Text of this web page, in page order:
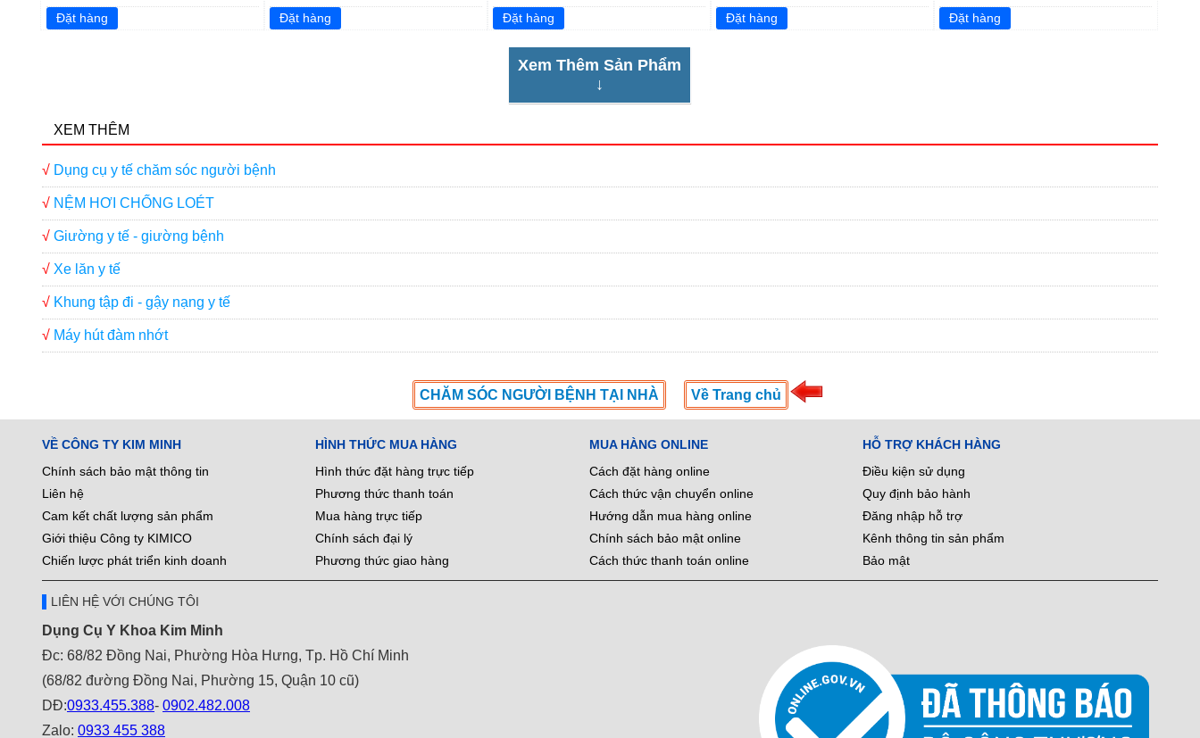
Xem Thêm Sản Phẩm
↓
XEM THÊM
√ Dụng cụ y tế chăm sóc người bệnh
√ NỆM HƠI CHỐNG LOÉT
√ Giường y tế - giường bệnh
√ Xe lăn y tế
√ Khung tập đi - gậy nạng y tế
√ Máy hút đàm nhớt
CHĂM SÓC NGƯỜI BỆNH TẠI NHÀ Về Trang chủ
VỀ CÔNG TY KIM MINH
Chính sách bảo mật thông tin
Liên hệ
Cam kết chất lượng sản phẩm
Giới thiệu Công ty KIMICO
Chiến lược phát triển kinh doanh
HÌNH THỨC MUA HÀNG
Hình thức đặt hàng trực tiếp
Phương thức thanh toán
Mua hàng trực tiếp
Chính sách đại lý
Phương thức giao hàng
MUA HÀNG ONLINE
Cách đặt hàng online
Cách thức vận chuyển online
Hướng dẫn mua hàng online
Chính sách bảo mật online
Cách thức thanh toán online
HỖ TRỢ KHÁCH HÀNG
Điều kiện sử dụng
Quy định bảo hành
Đăng nhập hỗ trợ
Kênh thông tin sản phẩm
Bảo mật
LIÊN HỆ VỚI CHÚNG TÔI
Dụng Cụ Y Khoa Kim Minh
Đc: 68/82 Đồng Nai, Phường Hòa Hưng, Tp. Hồ Chí Minh
(68/82 đường Đồng Nai, Phường 15, Quận 10 cũ)
DĐ:0933.455.388- 0902.482.008
Zalo: 0933 455 388